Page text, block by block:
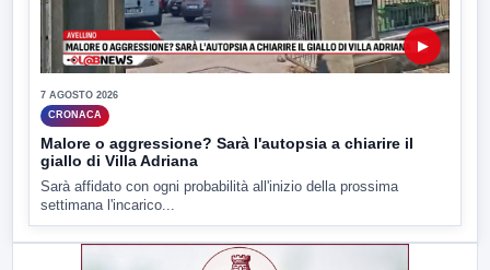
▶
7 AGOSTO 2026
CRONACA
Malore o aggressione? Sarà l'autopsia a chiarire il
giallo di Villa Adriana
Sarà affidato con ogni probabilità all'inizio della prossima
settimana l'incarico...